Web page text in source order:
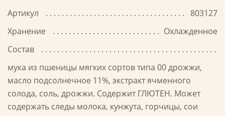
Артикул
803127
Хранение
Охлажденное
Состав
мука из пшеницы мягких сортов типа 00 дрожжи,
масло подсолнечное 11%, экстракт ячменного
солода, соль, дрожжи. Содержит ГЛЮТЕН. Может
содержать следы молока, кунжута, горчицы, сои